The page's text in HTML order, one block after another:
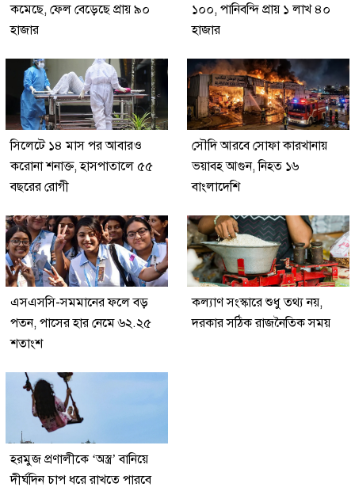
কমেছে, ফেল বেড়েছে প্রায় ৯০
হাজার
১০০, পানিবন্দি প্রায় ১ লাখ ৪০
হাজার
সিলেটে ১৪ মাস পর আবারও
করোনা শনাক্ত, হাসপাতালে ৫৫
বছরের রোগী
সৌদি আরবে সোফা কারখানায়
ভয়াবহ আগুন, নিহত ১৬
বাংলাদেশি
এসএসসি-সমমানের ফলে বড়
পতন, পাসের হার নেমে ৬২.২৫
শতাংশ
কল্যাণ সংস্কারে শুধু তথ্য নয়,
দরকার সঠিক রাজনৈতিক সময়
হরমুজ প্রণালীকে ‘অস্ত্র’ বানিয়ে
দীর্ঘদিন চাপ ধরে রাখতে পারবে